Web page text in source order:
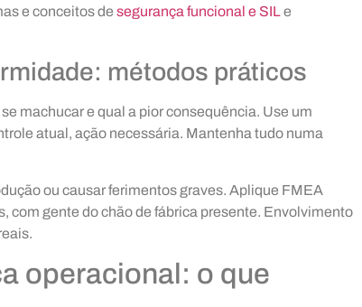
e conceitos de segurança funcional e SILe
métodos práticos
machucar e qual a pior consequência. Use um
atual, ação necessária. Mantenha tudo numa
ou causar ferimentos graves. Aplique FMEA
com gente do chão de fábrica presente. Envolvimento
operacional: o que